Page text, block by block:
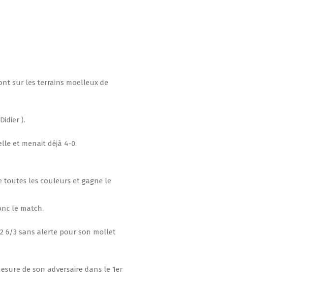
sur les terrains moelleux de
).
et menait déjà 4-0.
toutes les couleurs et gagne le
le match.
6/3 sans alerte pour son mollet
de son adversaire dans le 1er